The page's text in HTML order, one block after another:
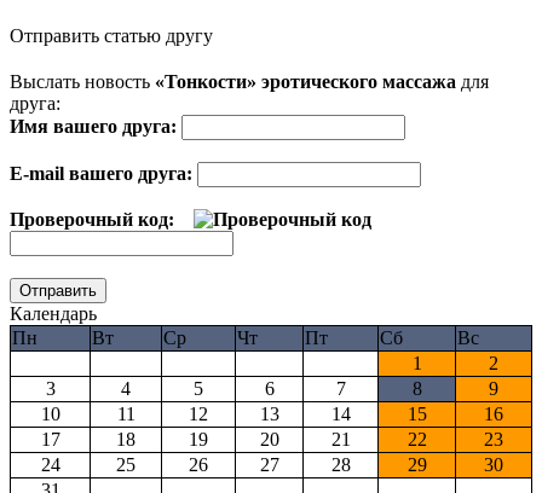
Отправить статью другу
Выслать новость «Тонкости» эротического массажа для
друга:
Имя вашего друга:
E-mail вашего друга:
Проверочный код:
Календарь
Пн
Вт Ср Чт Пт Сб
Вс
1
2
3
4 5 6 7 8
9
10
11 12 13 14 15
16
17
18 19 20 21 22
23
24
25 26 27 28 29
30